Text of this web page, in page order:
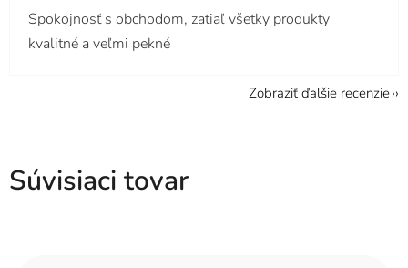
Spokojnosť s obchodom, zatiaľ všetky produkty
kvalitné a veľmi pekné
Zobraziť ďalšie recenzie
Súvisiaci tovar